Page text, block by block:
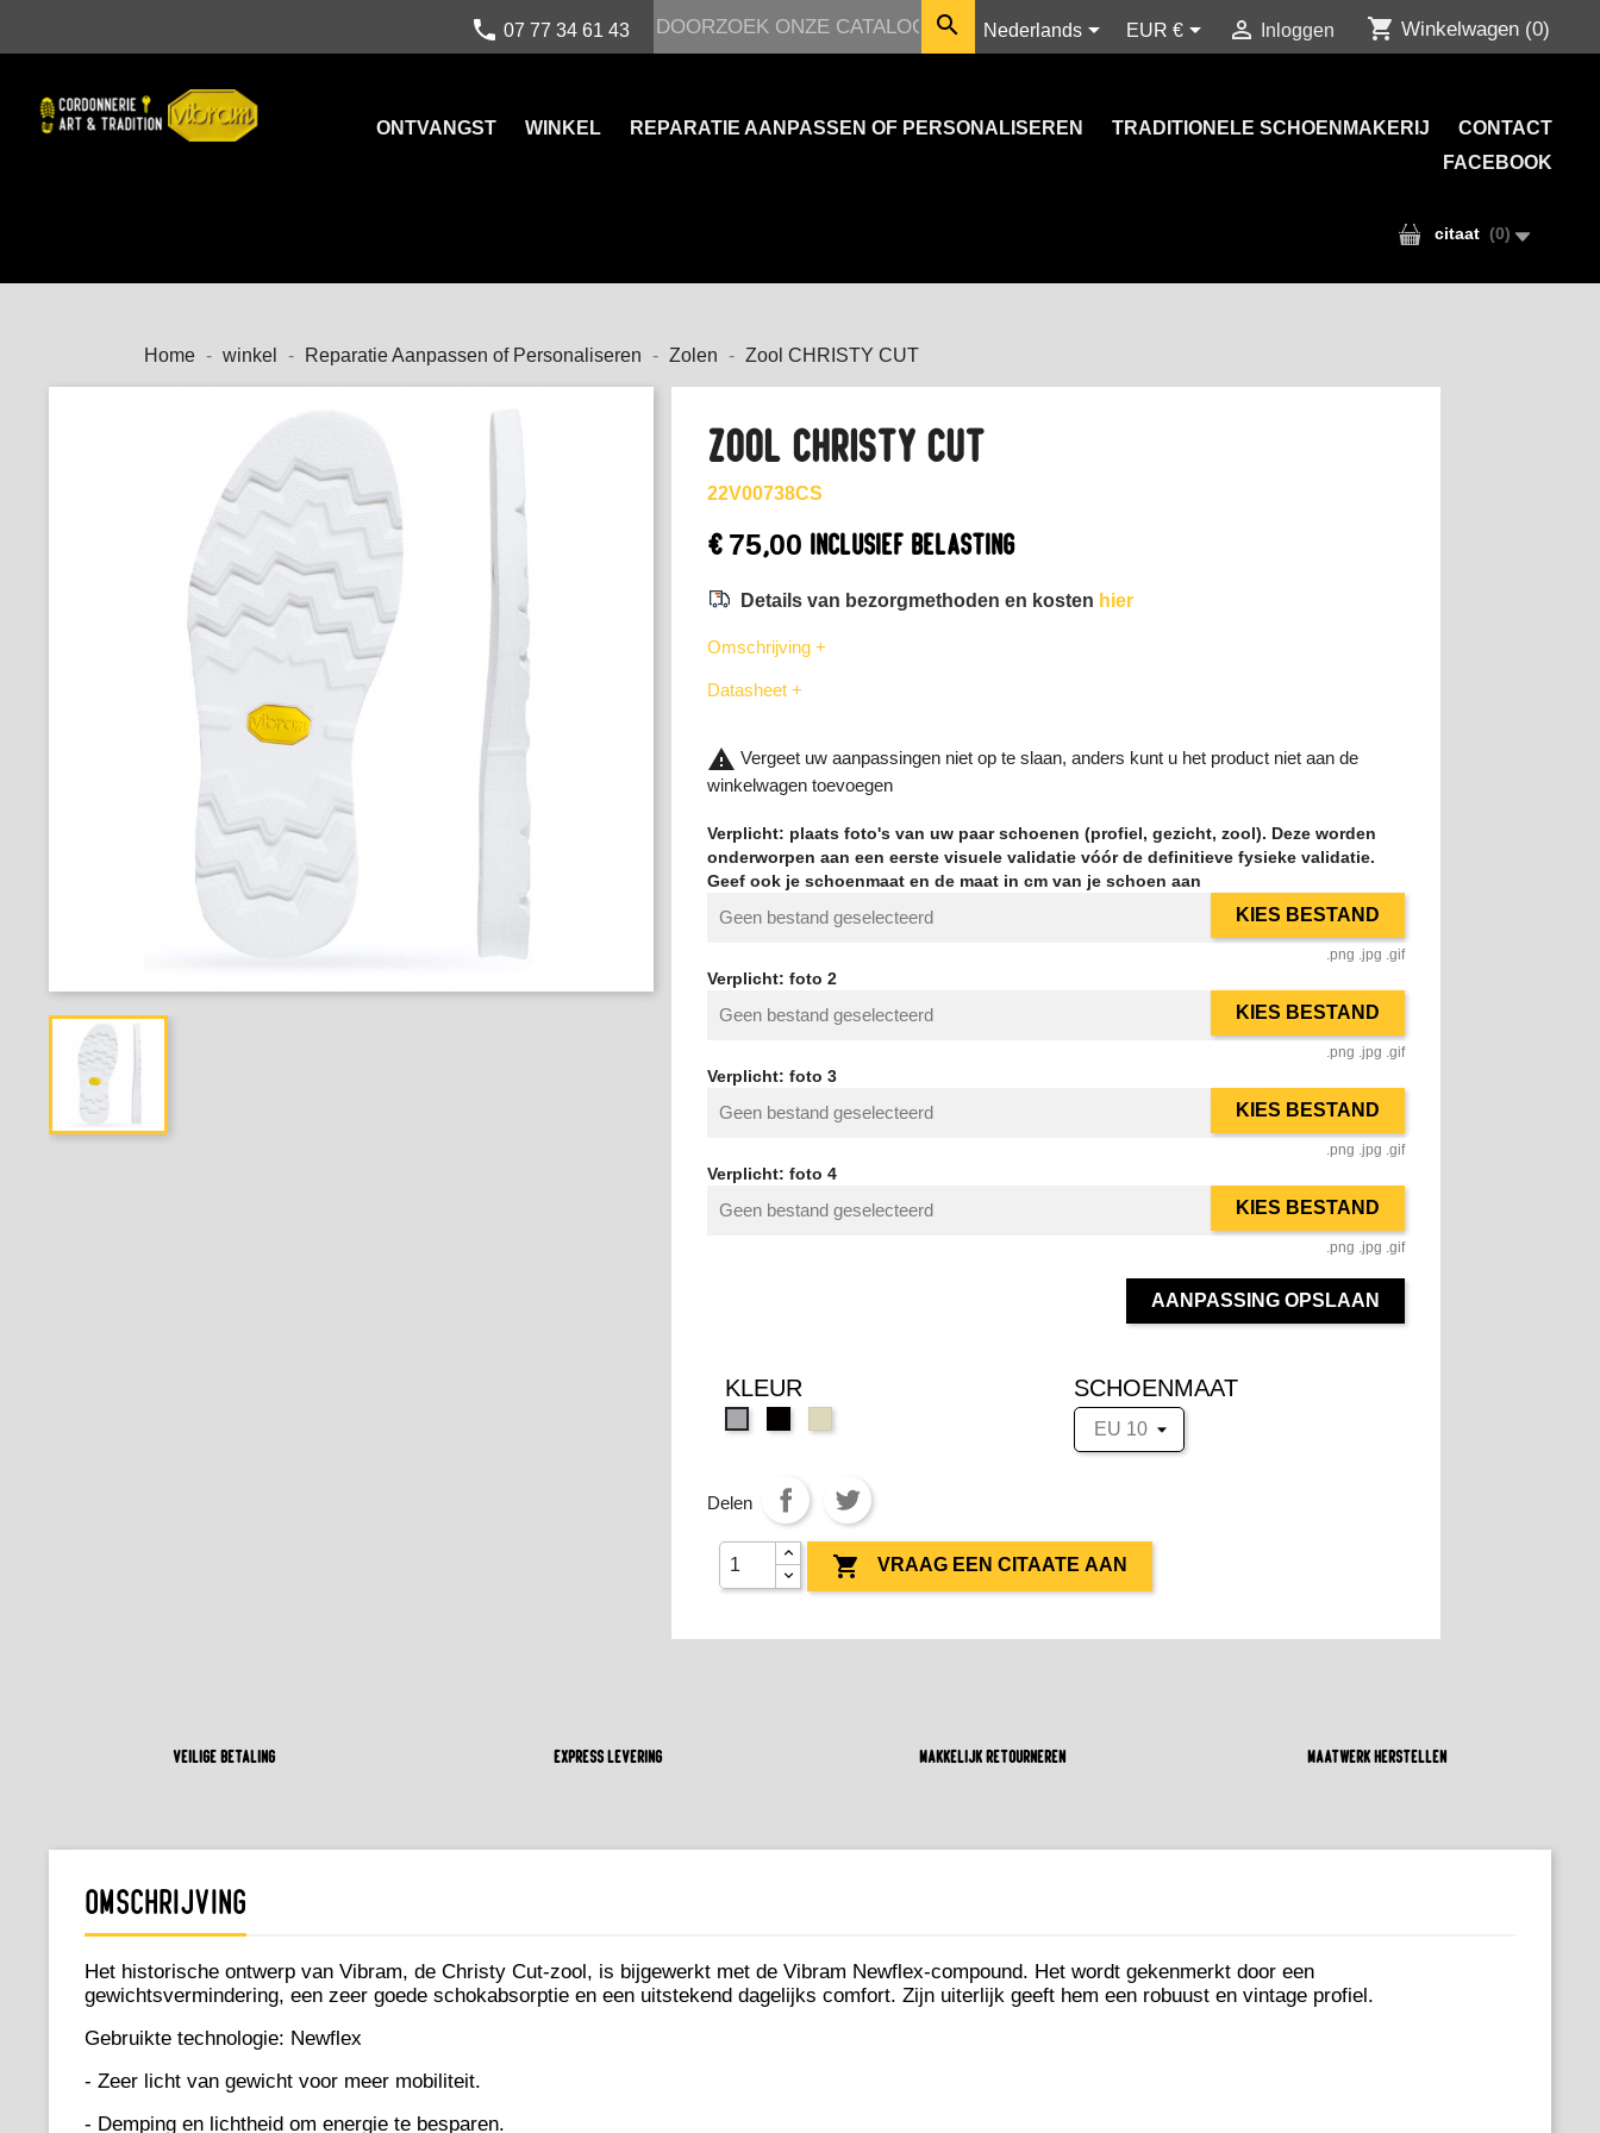
call 07 77 34 61 43  Nederlands EUR €  Inloggen shopping_cart Winkelwagen (0)
ONTVANGST WINKEL REPARATIE AANPASSEN OF PERSONALISEREN TRADITIONELE SCHOENMAKERIJ
CONTACT
FACEBOOK
citaat (0)
Home winkel Reparatie Aanpassen of Personaliseren Zolen Zool CHRISTY CUT
ZOOL CHRISTY CUT
22V00738CS
€ 75,00 Inclusief belasting
Details van bezorgmethoden en kosten hier
Omschrijving +
Datasheet +
warning Vergeet uw aanpassingen niet op te slaan, anders kunt u het product niet aan de
winkelwagen toevoegen
Verplicht: plaats foto's van uw paar schoenen (profiel, gezicht, zool). Deze worden
onderworpen aan een eerste visuele validatie vóór de definitieve fysieke validatie.
Geef ook je schoenmaat en de maat in cm van je schoen aan
Geen bestand geselecteerd KIES BESTAND
.png .jpg .gif
Verplicht: foto 2
Geen bestand geselecteerd KIES BESTAND
.png .jpg .gif
Verplicht: foto 3
Geen bestand geselecteerd KIES BESTAND
.png .jpg .gif
Verplicht: foto 4
Geen bestand geselecteerd KIES BESTAND
.png .jpg .gif
AANPASSING OPSLAAN
KLEUR SCHOENMAAT
Delen
 VRAAG EEN CITAATE AAN
Veilige betaling Express levering Makkelijk retourneren Maatwerk herstellen
Omschrijving
Het historische ontwerp van Vibram, de Christy Cut-zool, is bijgewerkt met de Vibram Newflex-compound. Het wordt gekenmerkt door een
gewichtsvermindering, een zeer goede schokabsorptie en een uitstekend dagelijks comfort. Zijn uiterlijk geeft hem een ​​robuust en vintage profiel.
Gebruikte technologie: Newflex
- Zeer licht van gewicht voor meer mobiliteit.
- Demping en lichtheid om energie te besparen.